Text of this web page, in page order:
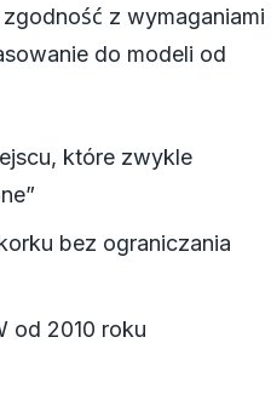
z wymaganiami
do modeli od
które zwykle
bez ograniczania
od 2010 roku